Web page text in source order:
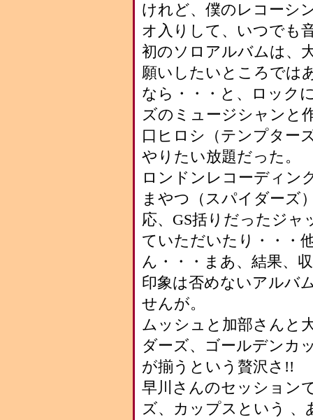
けれど、僕のレコーシ
オ入りして、いつでも
初のソロアルバムは、
願いしたいところでは
なら・・・と、ロック
ズのミュージシャンと
口ヒロシ（テンプター
やりたい放題だった。
ロンドンレコーディン
まやつ（スパイダーズ
応、GS括りだったジャ
ていただいたり・・・
ん・・・まあ、結果、
印象は否めないアルバ
せんが。
ムッシュと加部さんと
ダーズ、ゴールデンカ
が揃うという贅沢さ!!
早川さんのセッション
ズ、カップスという